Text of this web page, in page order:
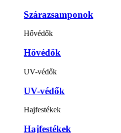
Szárazsamponok
Hővédők
Hővédők
UV-védők
UV-védők
Hajfestékek
Hajfestékek